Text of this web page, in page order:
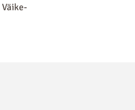
Väike-